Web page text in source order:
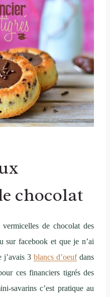
chocolat
vermicelles de chocolat des
sur facebook et que je n’ai
j’avais 3 blancs d’oeufdans
ces financiers tigrés des
savarins c’est pratique au